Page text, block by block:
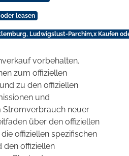
leasen
Ludwigslust-Parchim,x Kaufen
vorbehalten.
zum offiziellen
zu den offiziellen
und
Stromverbrauch neuer
über den offiziellen
offiziellen spezifischen
den offiziellen